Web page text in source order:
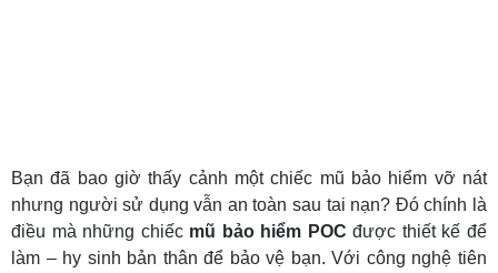
Bạn đã bao giờ thấy cảnh một chiếc mũ bảo hiểm vỡ nát
nhưng người sử dụng vẫn an toàn sau tai nạn? Đó chính là
điều mà những chiếc mũ bảo hiểm POC được thiết kế để
làm – hy sinh bản thân để bảo vệ bạn. Với công nghệ tiên